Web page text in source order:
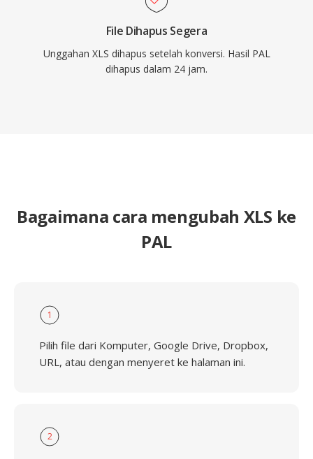
File Dihapus Segera
Unggahan XLS dihapus setelah konversi. Hasil PAL
dihapus dalam 24 jam.
Bagaimana cara mengubah XLS ke
PAL
1
Pilih file dari Komputer, Google Drive, Dropbox,
URL, atau dengan menyeret ke halaman ini.
2